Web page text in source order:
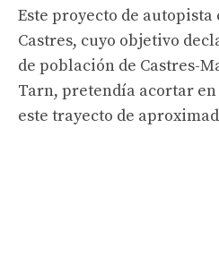
Este proyecto de
Castres, cuyo objetivo
de población de Castres-
Tarn, pretendía acortar
este trayecto de